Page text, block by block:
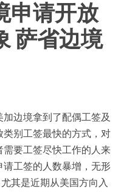
申请开放
萨省边境
边境拿到了配偶工签及
别工签最快的方式，对
要工签尽快工作的人来
工签的人数暴增，无形
其是近期从美国方向入